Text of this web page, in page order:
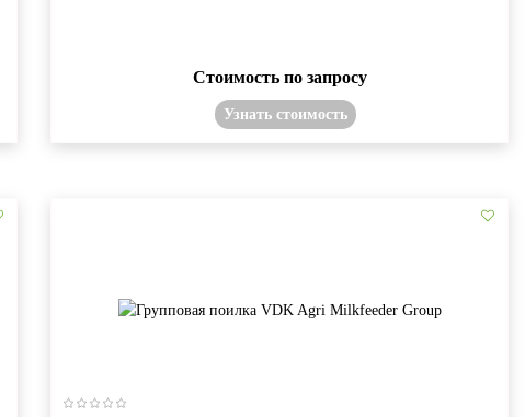
Стоимость по запросу
Узнать стоимость